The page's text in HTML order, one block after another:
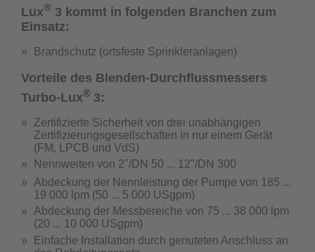
Lux®3 kommt in folgenden Branchen zum
Einsatz:
Brandschutz (ortsfeste Sprinkleranlagen)
Vorteile des Blenden-Durchflussmessers
Turbo-Lux® 3:
Zertifizierte Sicherheit von drei unabhängigen
Zertifizierungsgesellschaften in nur einem Gerät
(FM, LPCB und VdS)
Nennweiten von 2"/DN 50 ... 12"/DN 300
Abdeckung der Nennleistung der Pumpe von 185 ...
19 000 lpm (50 ... 5 000 USgpm)
Abdeckung der Messbereiche von 75 ... 38 000 lpm
(20 ... 10 000 USgpm)
Einfache Installation durch genuteten Anschluss an